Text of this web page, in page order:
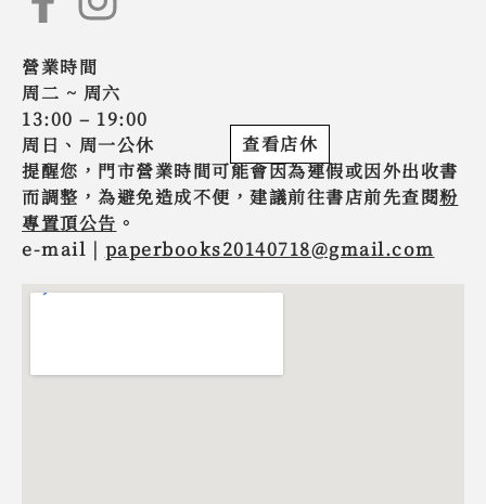
營業時間
周二 ~ 周六
13:00 – 19:00
周日、周一公休
查看店休
提醒您，門市營業時間可能會因為連假或因外出收書
而調整，為避免造成不便，建議前往書店前先查閱粉
專置頂公告 。
e-mail | paperbooks20140718@gmail.com